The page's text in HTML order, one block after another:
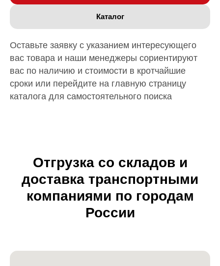
Каталог
Оставьте заявку с указанием интересующего
вас товара и наши менеджеры сориентируют
вас по наличию и стоимости в кротчайшие
сроки или перейдите на главную страницу
каталога для самостоятельного поиска
Отгрузка со складов и
доставка транспортными
компаниями по городам
России